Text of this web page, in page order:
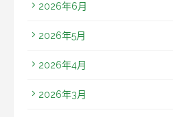
2026年6月
2026年5月
2026年4月
2026年3月